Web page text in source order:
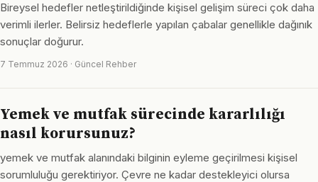
Bireysel hedefler netleştirildiğinde kişisel gelişim süreci çok daha
verimli ilerler. Belirsiz hedeflerle yapılan çabalar genellikle dağınık
sonuçlar doğurur.
7 Temmuz 2026 · Güncel Rehber
Yemek ve mutfak sürecinde kararlılığı
nasıl korursunuz?
yemek ve mutfak alanındaki bilginin eyleme geçirilmesi kişisel
sorumluluğu gerektiriyor. Çevre ne kadar destekleyici olursa